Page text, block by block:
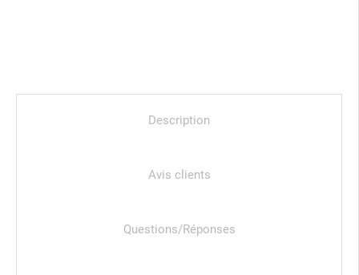
Description
Avis clients
Questions/Réponses